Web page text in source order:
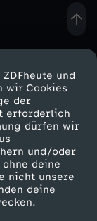
und
wir Cookies
der
erforderlich
dürfen wir
und/oder
deine
nicht unsere
deine